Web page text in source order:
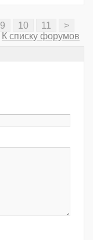
9 10 11
>
К списку форумов